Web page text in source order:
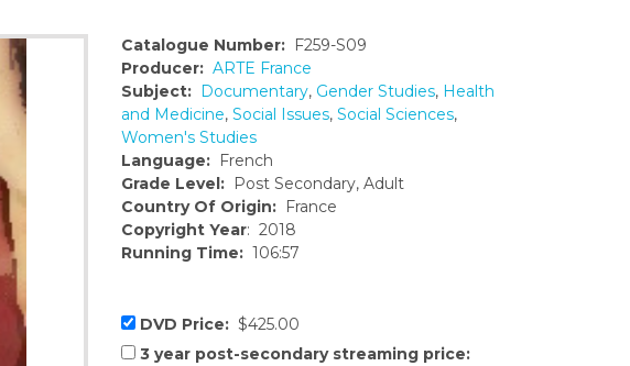
Catalogue Number: F259-S09
Producer: ARTE France
Subject: Documentary, Gender Studies, Health
and Medicine, Social Issues, Social Sciences,
Women's Studies
Language: French
Grade Level: Post Secondary, Adult
Country Of Origin: France
Copyright Year: 2018
Running Time: 106:57
DVD Price: $425.00
3 year post-secondary streaming price: